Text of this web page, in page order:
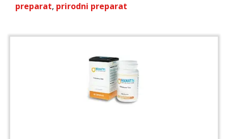
preparat, prirodni preparat